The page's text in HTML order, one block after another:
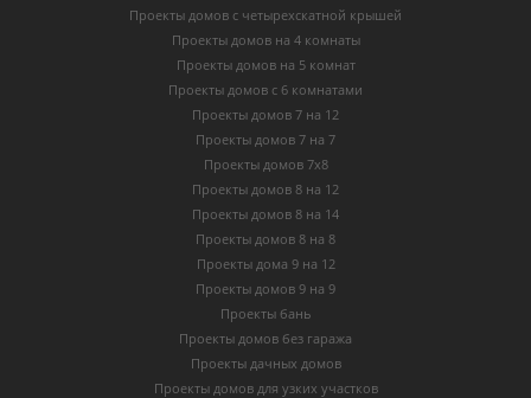
Проекты домов с четырехскатной крышей
Проекты домов на 4 комнаты
Проекты домов на 5 комнат
Проекты домов с 6 комнатами
Проекты домов 7 на 12
Проекты домов 7 на 7
Проекты домов 7х8
Проекты домов 8 на 12
Проекты домов 8 на 14
Проекты домов 8 на 8
Проекты дома 9 на 12
Проекты домов 9 на 9
Проекты бань
Проекты домов без гаража
Проекты дачных домов
Проекты домов для узких участков